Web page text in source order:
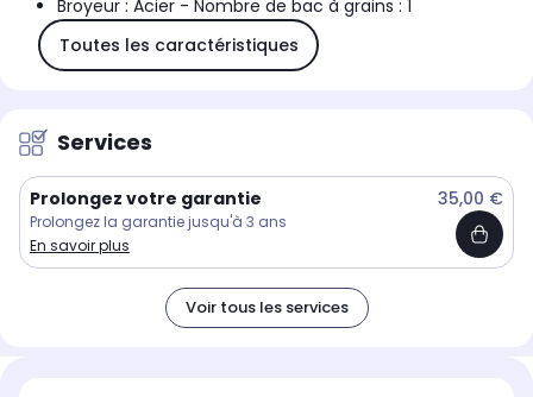
Broyeur : Acier - Nombre de bac à grains : 1
Toutes les caractéristiques
Services
Prolongez votre garantie 35,00 €
Prolongez la garantie jusqu'à 3 ans
En savoir plus
Voir tous les services